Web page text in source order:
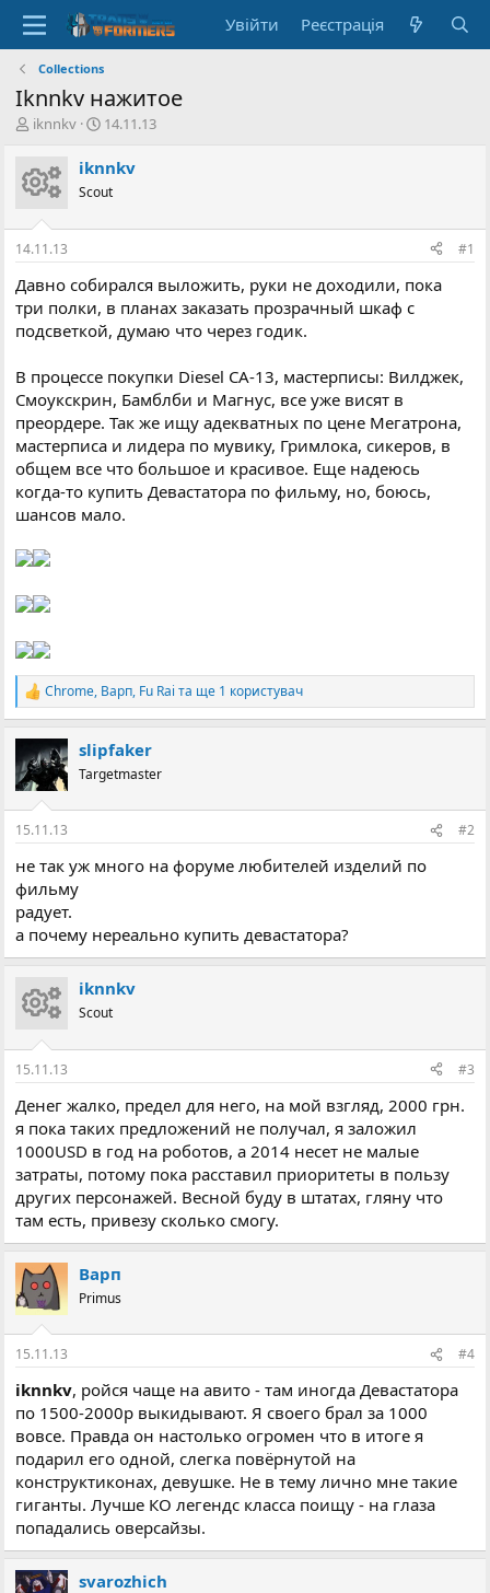
Увійти Реєстрація
Collections
Iknnkv нажитое
А
о
р
т
е
м
и
iknnkv
Д
т
с
о
р
е
н
н
14.11.13
iknnkv
Scout
14.11.13 #1
Давно собирался выложить, руки не доходили, пока
три полки, в планах заказать прозрачный шкаф с
подсветкой, думаю что через годик.
В процессе покупки Diesel CA-13, мастерписы: Вилджек,
Смоукскрин, Бамблби и Магнус, все уже висят в
преордере. Так же ищу адекватных по цене Мегатрона,
мастерписа и лидера по мувику, Гримлока, сикеров, в
общем все что большое и красивое. Еще надеюсь
когда-то купить Девастатора по фильму, но, боюсь,
шансов мало.
Р
е
к
ц
і
Chrome, Варп, Fu Rai та ще 1 користувач
slipfaker
Targetmaster
15.11.13 #2
не так уж много на форуме любителей изделий по
фильму
радует.
а почему нереально купить девастатора?
iknnkv
Scout
15.11.13 #3
Денег жалко, предел для него, на мой взгляд, 2000 грн.
я пока таких предложений не получал, я заложил
1000USD в год на роботов, а 2014 несет не малые
затраты, потому пока расставил приоритеты в пользу
других персонажей. Весной буду в штатах, гляну что
там есть, привезу сколько смогу.
Варп
Primus
15.11.13 #4
iknnkv, ройся чаще на авито - там иногда Девастатора
по 1500-2000р выкидывают. Я своего брал за 1000
вовсе. Правда он настолько огромен что в итоге я
подарил его одной, слегка повёрнутой на
конструктиконах, девушке. Не в тему лично мне такие
гиганты. Лучше КО легендс класса поищу - на глаза
попадались оверсайзы.
svarozhich